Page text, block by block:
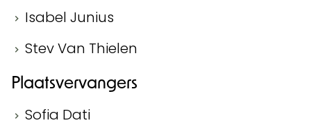
Isabel Junius
Stev Van Thielen
Plaatsvervangers
Sofia Dati